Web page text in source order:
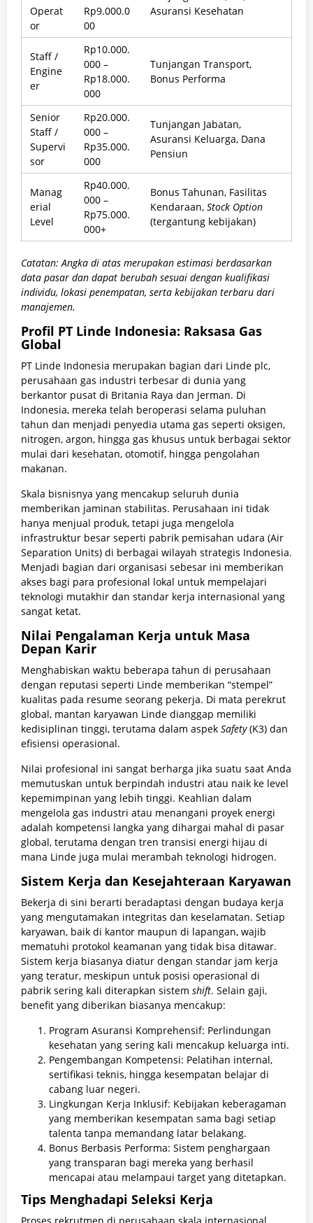
Operat
or
Rp9.000.0
00
Asuransi Kesehatan
Staff /
Engine
er
Rp10.000.
000 –
Rp18.000.
000
Tunjangan Transport,
Bonus Performa
Senior
Staff /
Supervi
sor
Rp20.000.
000 –
Rp35.000.
000
Tunjangan Jabatan,
Asuransi Keluarga, Dana
Pensiun
Manag
erial
Level
Rp40.000.
000 –
Rp75.000.
000+
Bonus Tahunan, Fasilitas
Kendaraan, Stock Option
(tergantung kebijakan)
Catatan: Angka di atas merupakan estimasi berdasarkan
data pasar dan dapat berubah sesuai dengan kualifikasi
individu, lokasi penempatan, serta kebijakan terbaru dari
manajemen.
Profil PT Linde Indonesia: Raksasa Gas
Global
PT Linde Indonesia merupakan bagian dari Linde plc,
perusahaan gas industri terbesar di dunia yang
berkantor pusat di Britania Raya dan Jerman. Di
Indonesia, mereka telah beroperasi selama puluhan
tahun dan menjadi penyedia utama gas seperti oksigen,
nitrogen, argon, hingga gas khusus untuk berbagai sektor
mulai dari kesehatan, otomotif, hingga pengolahan
makanan.
Skala bisnisnya yang mencakup seluruh dunia
memberikan jaminan stabilitas. Perusahaan ini tidak
hanya menjual produk, tetapi juga mengelola
infrastruktur besar seperti pabrik pemisahan udara (Air
Separation Units) di berbagai wilayah strategis Indonesia.
Menjadi bagian dari organisasi sebesar ini memberikan
akses bagi para profesional lokal untuk mempelajari
teknologi mutakhir dan standar kerja internasional yang
sangat ketat.
Nilai Pengalaman Kerja untuk Masa
Depan Karir
Menghabiskan waktu beberapa tahun di perusahaan
dengan reputasi seperti Linde memberikan “stempel”
kualitas pada resume seorang pekerja. Di mata perekrut
global, mantan karyawan Linde dianggap memiliki
kedisiplinan tinggi, terutama dalam aspek Safety(K3) dan
efisiensi operasional.
Nilai profesional ini sangat berharga jika suatu saat Anda
memutuskan untuk berpindah industri atau naik ke level
kepemimpinan yang lebih tinggi. Keahlian dalam
mengelola gas industri atau menangani proyek energi
adalah kompetensi langka yang dihargai mahal di pasar
global, terutama dengan tren transisi energi hijau di
mana Linde juga mulai merambah teknologi hidrogen.
Sistem Kerja dan Kesejahteraan Karyawan
Bekerja di sini berarti beradaptasi dengan budaya kerja
yang mengutamakan integritas dan keselamatan. Setiap
karyawan, baik di kantor maupun di lapangan, wajib
mematuhi protokol keamanan yang tidak bisa ditawar.
Sistem kerja biasanya diatur dengan standar jam kerja
yang teratur, meskipun untuk posisi operasional di
pabrik sering kali diterapkan sistem shift. Selain gaji,
benefit yang diberikan biasanya mencakup:
Program Asuransi Komprehensif: Perlindungan
kesehatan yang sering kali mencakup keluarga inti.
Pengembangan Kompetensi: Pelatihan internal,
sertifikasi teknis, hingga kesempatan belajar di
cabang luar negeri.
Lingkungan Kerja Inklusif: Kebijakan keberagaman
yang memberikan kesempatan sama bagi setiap
talenta tanpa memandang latar belakang.
Bonus Berbasis Performa: Sistem penghargaan
yang transparan bagi mereka yang berhasil
mencapai atau melampaui target yang ditetapkan.
Tips Menghadapi Seleksi Kerja
Proses rekrutmen di perusahaan skala internasional